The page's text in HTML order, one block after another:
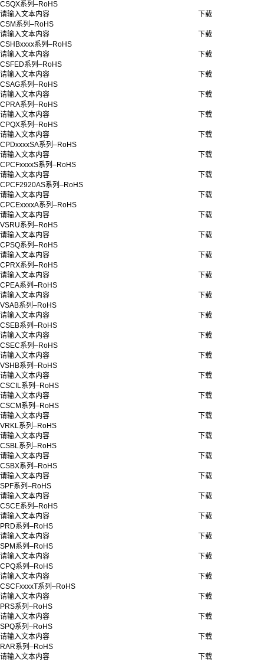
CSQX系列–RoHS
请输入文本内容
CSM系列–RoHS
下载
请输入文本内容
CSHBxxxx系列–RoHS
下载
请输入文本内容
CSFED系列–RoHS
下载
请输入文本内容
CSAG系列–RoHS
下载
请输入文本内容
CPRA系列–RoHS
下载
请输入文本内容
CPQX系列–RoHS
下载
请输入文本内容
CPDxxxxSA系列–RoHS
下载
请输入文本内容
CPCFxxxxS系列–RoHS
下载
请输入文本内容
CPCF2920AS系列–RoHS
下载
请输入文本内容
CPCExxxxA系列–RoHS
下载
请输入文本内容
VSRU系列–RoHS
下载
请输入文本内容
CPSQ系列–RoHS
下载
请输入文本内容
CPRX系列–RoHS
下载
请输入文本内容
CPEA系列–RoHS
下载
请输入文本内容
VSAB系列–RoHS
下载
请输入文本内容
CSEB系列–RoHS
下载
请输入文本内容
CSEC系列–RoHS
下载
请输入文本内容
VSHB系列–RoHS
下载
请输入文本内容
CSCIL系列–RoHS
下载
请输入文本内容
CSCM系列–RoHS
下载
请输入文本内容
VRKL系列–RoHS
下载
请输入文本内容
CSBL系列–RoHS
下载
请输入文本内容
CSBX系列–RoHS
下载
请输入文本内容
SPF系列–RoHS
下载
请输入文本内容
CSCE系列–RoHS
下载
请输入文本内容
PRD系列–RoHS
下载
请输入文本内容
SPM系列–RoHS
下载
请输入文本内容
CPQ系列–RoHS
下载
请输入文本内容
CSCFxxxxT系列–RoHS
下载
请输入文本内容
PRS系列–RoHS
下载
请输入文本内容
SPQ系列–RoHS
下载
请输入文本内容
RAR系列–RoHS
下载
请输入文本内容
下载